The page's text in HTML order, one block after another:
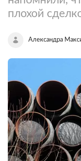
плохой
Александра